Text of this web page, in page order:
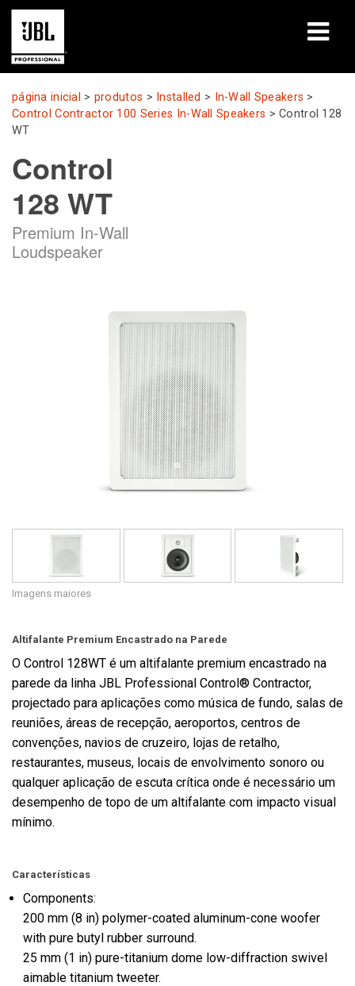
produtos
Casos de estudo
Sessões de aprendizagem
formação
sobre
página inicial > produtos > Installed > In-Wall Speakers >
Control Contractor 100 Series In-Wall Speakers >Control 128
WT
Control
128 WT
Premium In-Wall
Loudspeaker
Imagens maiores
Altifalante Premium Encastrado na Parede
O Control 128WT é um altifalante premium encastrado na
parede da linha JBL Professional Control® Contractor,
projectado para aplicações como música de fundo, salas de
reuniões, áreas de recepção, aeroportos, centros de
convenções, navios de cruzeiro, lojas de retalho,
restaurantes, museus, locais de envolvimento sonoro ou
qualquer aplicação de escuta crítica onde é necessário um
desempenho de topo de um altifalante com impacto visual
mínimo.
Características
Components:
200 mm (8 in) polymer-coated aluminum-cone woofer
with pure butyl rubber surround.
25 mm (1 in) pure-titanium dome low-diffraction swivel
aimable titanium tweeter.